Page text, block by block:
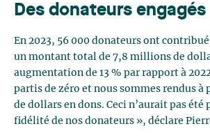
Des donateurs engagés
En 2023, 56 000 donateurs ont contribué
un montant total de 7,8 millions de
augmentation de 13 % par rapport à
partis de zéro et nous sommes rendus à
de dollars en dons. Ceci n’aurait pas été
fidélité de nos donateurs », déclare